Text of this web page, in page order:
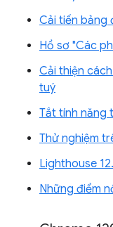
Cải tiến bảng
Hồ sơ "Các
Cải thiện
tuý
Tắt tính năng
Thử nghiệm
Lighthouse
Những điểm